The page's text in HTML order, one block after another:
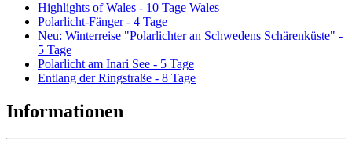
Highlights of Wales - 10 Tage Wales
Polarlicht-Fänger - 4 Tage
Neu: Winterreise "Polarlichter an Schwedens Schärenküste" -
5 Tage
Polarlicht am Inari See - 5 Tage
Entlang der Ringstraße - 8 Tage
Informationen